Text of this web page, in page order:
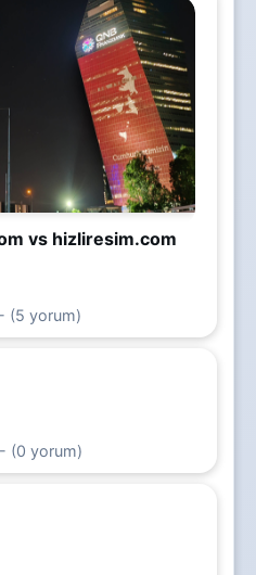
vs hizliresim.com
(5 yorum)
(0 yorum)